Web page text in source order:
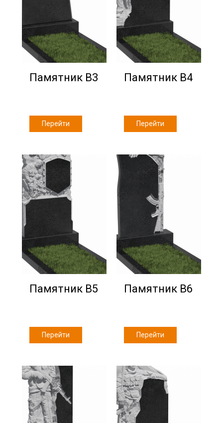
Памятник В3
Перейти
Памятник В4
Перейти
Памятник В5
Перейти
Памятник В6
Перейти